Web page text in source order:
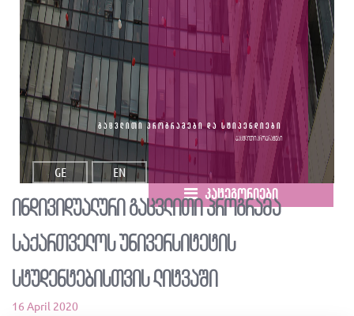
GE EN
გაცვლითი პროგრამები და სტიპენდიები
გაცვლითი პროგრამები
კატეგორიები
ინდივიდუალური გაცვლითი პროგრამა
საქართველოს უნივერსიტეტის
სტუდენტებისთვის ლიტვაში
16 April 2020